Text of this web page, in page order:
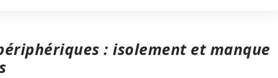
: isolement et manque